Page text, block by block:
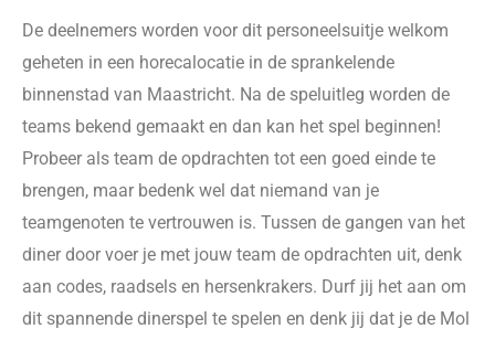
De deelnemers worden voor dit personeelsuitje welkom
geheten in een horecalocatie in de sprankelende
binnenstad van Maastricht. Na de speluitleg worden de
teams bekend gemaakt en dan kan het spel beginnen!
Probeer als team de opdrachten tot een goed einde te
brengen, maar bedenk wel dat niemand van je
teamgenoten te vertrouwen is. Tussen de gangen van het
diner door voer je met jouw team de opdrachten uit, denk
aan codes, raadsels en hersenkrakers. Durf jij het aan om
dit spannende dinerspel te spelen en denk jij dat je de Mol